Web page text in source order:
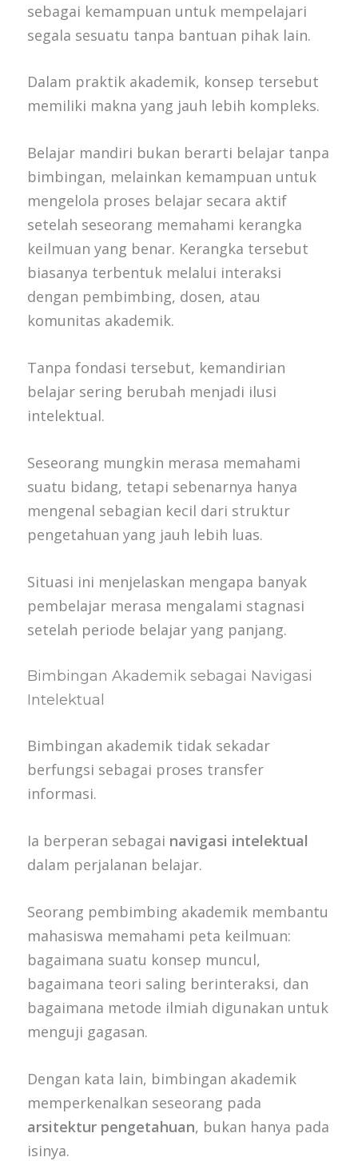
sebagai kemampuan untuk mempelajari
segala sesuatu tanpa bantuan pihak lain.
Dalam praktik akademik, konsep tersebut
memiliki makna yang jauh lebih kompleks.
Belajar mandiri bukan berarti belajar tanpa
bimbingan, melainkan kemampuan untuk
mengelola proses belajar secara aktif
setelah seseorang memahami kerangka
keilmuan yang benar. Kerangka tersebut
biasanya terbentuk melalui interaksi
dengan pembimbing, dosen, atau
komunitas akademik.
Tanpa fondasi tersebut, kemandirian
belajar sering berubah menjadi ilusi
intelektual.
Seseorang mungkin merasa memahami
suatu bidang, tetapi sebenarnya hanya
mengenal sebagian kecil dari struktur
pengetahuan yang jauh lebih luas.
Situasi ini menjelaskan mengapa banyak
pembelajar merasa mengalami stagnasi
setelah periode belajar yang panjang.
Bimbingan Akademik sebagai Navigasi
Intelektual
Bimbingan akademik tidak sekadar
berfungsi sebagai proses transfer
informasi.
Ia berperan sebagai navigasi intelektual
dalam perjalanan belajar.
Seorang pembimbing akademik membantu
mahasiswa memahami peta keilmuan:
bagaimana suatu konsep muncul,
bagaimana teori saling berinteraksi, dan
bagaimana metode ilmiah digunakan untuk
menguji gagasan.
Dengan kata lain, bimbingan akademik
memperkenalkan seseorang pada
arsitektur pengetahuan, bukan hanya pada
isinya.